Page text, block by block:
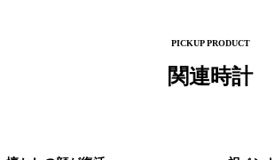
PICKUP PRODUCT
関連時計